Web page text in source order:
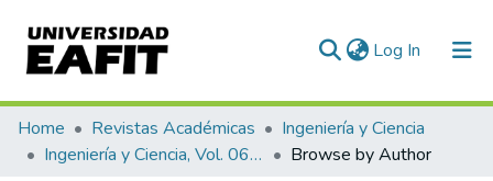
Log In (current)
Communities & Collections
All of DSpace
Home Revistas Académicas
Ingeniería y Ciencia
Ingeniería y Ciencia, Vol. 06, Núm. 11 (2010)
Browse by Author